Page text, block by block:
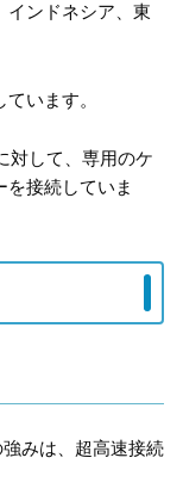
インドネシア、東
います。
対して、専用のケ
を接続していま
みは、超高速接続